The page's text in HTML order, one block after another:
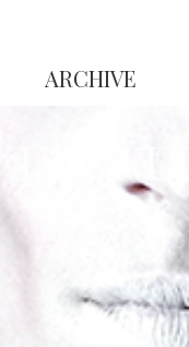
ARCHIVE